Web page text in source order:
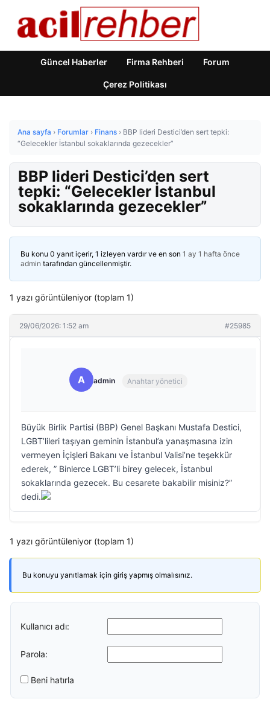
Güncel Haberler Firma Rehberi Forum
Çerez Politikası
Ana sayfa › Forumlar › Finans › BBP lideri Destici’den sert tepki:
“Gelecekler İstanbul sokaklarında gezecekler”
BBP lideri Destici’den sert
tepki: “Gelecekler İstanbul
sokaklarında gezecekler”
Bu konu 0 yanıt içerir, 1 izleyen vardır ve en son 1 ay 1 hafta önce
admin tarafından güncellenmiştir.
1 yazı görüntüleniyor (toplam 1)
29/06/2026: 1:52 am #25985
A admin Anahtar yönetici
Büyük Birlik Partisi (BBP) Genel Başkanı Mustafa Destici,
LGBT’lileri taşıyan geminin İstanbul’a yanaşmasına izin
vermeyen İçişleri Bakanı ve İstanbul Valisi’ne teşekkür
ederek, ” Binlerce LGBT’li birey gelecek, İstanbul
sokaklarında gezecek. Bu cesarete bakabilir misiniz?”
dedi.
1 yazı görüntüleniyor (toplam 1)
Bu konuyu yanıtlamak için giriş yapmış olmalısınız.
Kullanıcı adı:
Parola:
Beni hatırla